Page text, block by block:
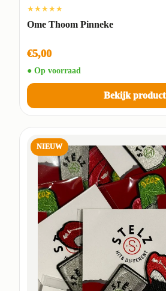
★★★★★
Ome Thoom Pinneke
€5,00
● Op voorraad
Bekijk product
NIEUW